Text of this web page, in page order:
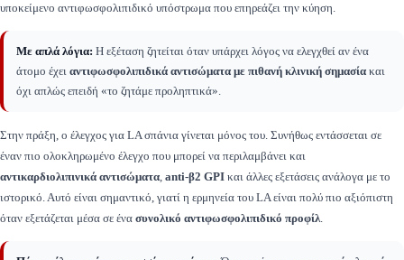
υποκείμενο αντιφωσφολιπιδικό υπόστρωμα που επηρεάζει την κύηση.
Με απλά λόγια: Η εξέταση ζητείται όταν υπάρχει λόγος να ελεγχθεί αν ένα
άτομο έχει αντιφωσφολιπιδικά αντισώματα με πιθανή κλινική σημασία και
όχι απλώς επειδή «το ζητάμε προληπτικά».
Στην πράξη, ο έλεγχος για LA σπάνια γίνεται μόνος του. Συνήθως εντάσσεται σε
έναν πιο ολοκληρωμένο έλεγχο που μπορεί να περιλαμβάνει και
αντικαρδιολιπινικά αντισώματα, anti-β2 GPI και άλλες εξετάσεις ανάλογα με το
ιστορικό. Αυτό είναι σημαντικό, γιατί η ερμηνεία του LA είναι πολύ πιο αξιόπιστη
όταν εξετάζεται μέσα σε ένα συνολικό αντιφωσφολιπιδικό προφίλ.